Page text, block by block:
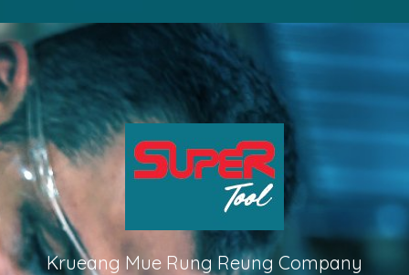
Krueang Mue Rung Reung Company